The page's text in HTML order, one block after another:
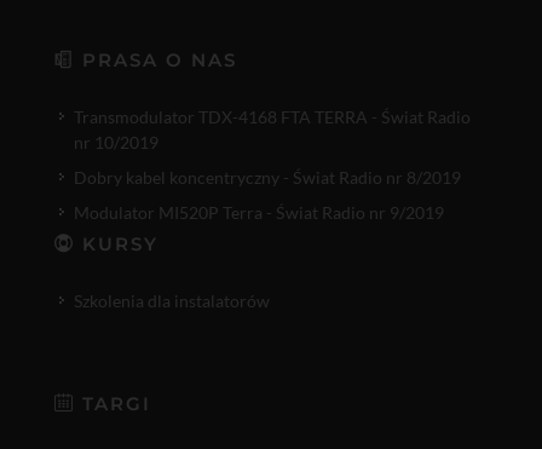
PRASA O NAS
Transmodulator TDX-4168 FTA TERRA - Świat Radio
nr 10/2019
Dobry kabel koncentryczny - Świat Radio nr 8/2019
Modulator MI520P Terra - Świat Radio nr 9/2019
KURSY
Szkolenia dla instalatorów
TARGI